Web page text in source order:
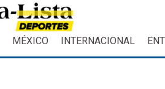
MÉXICO INTERNACIONAL